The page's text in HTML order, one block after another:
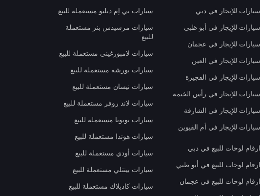
سيارات للإيجار في دبي
سيارات للإيجار في أبو ظبي
سيارات للإيجار في عجمان
سيارات للإيجار في العين
سيارات للإيجار في الفجيرة
سيارات للإيجار في رأس الخيمة
سيارات للإيجار في الشارقة
سيارات للإيجار في أم القيوين
ارقام لوحات للبيع في دبي
ارقام لوحات للبيع في أبو ظبي
ارقام لوحات للبيع في عجمان
سيارات بي إم دبليو مستعملة للبيع
سيارات مرسيدس بنز مستعملة
للبيع
سيارات لامبورغيني مستعملة للبيع
سيارات بورشه مستعملة للبيع
سيارات نيسان مستعملة للبيع
سيارات لاند روفر مستعملة للبيع
سيارات تويوتا مستعملة للبيع
سيارات هوندا مستعملة للبيع
سيارات أودي مستعملة للبيع
سيارات بينتلي مستعملة للبيع
سيارات كاديلاك مستعملة للبيع